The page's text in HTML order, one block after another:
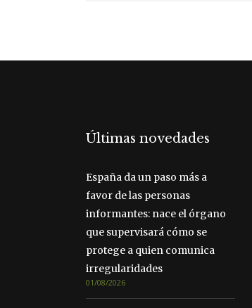
Últimas novedades
España da un paso más a
favor de las personas
informantes: nace el órgano
que supervisará cómo se
protege a quien comunica
irregularidades
01/08/2026